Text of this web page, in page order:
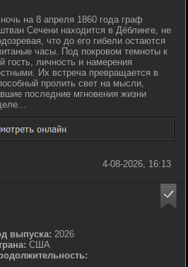
на 8 апреля 1860 года граф
Сечени находится в Дёблинге, не
что до его гибели остаются
часы. Под покровом темноты к
гость, личность и намерения
Их встреча превращается в
пролить свет на мысли,
последние мгновения жизни
4-08-2026, 16:13
выпуска: 2026
США